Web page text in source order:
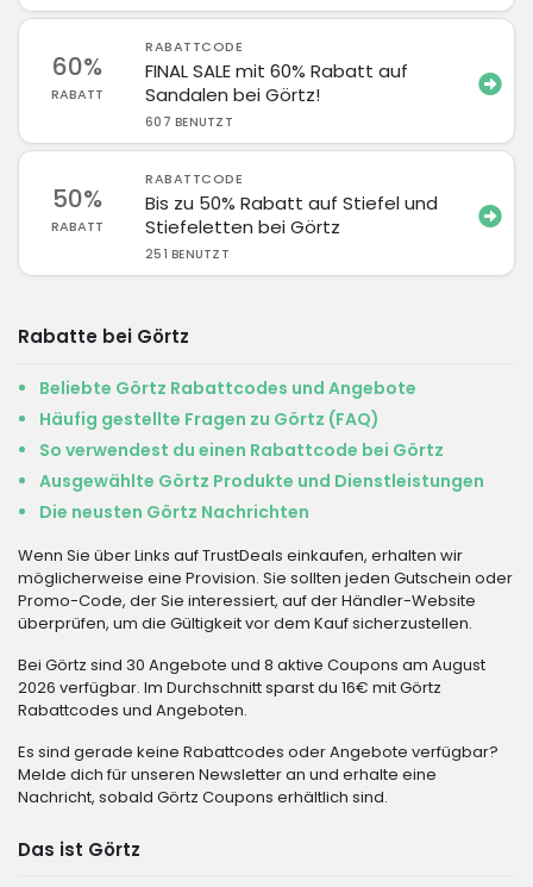
60%
RABATT
RABATTCODE
FINAL SALE mit 60% Rabatt auf
Sandalen bei Görtz!
607 BENUTZT
50%
RABATT
RABATTCODE
Bis zu 50% Rabatt auf Stiefel und
Stiefeletten bei Görtz
251 BENUTZT
Rabatte bei Görtz
Beliebte Görtz Rabattcodes und Angebote
Häufig gestellte Fragen zu Görtz (FAQ)
So verwendest du einen Rabattcode bei Görtz
Ausgewählte Görtz Produkte und Dienstleistungen
Die neusten Görtz Nachrichten
Wenn Sie über Links auf TrustDeals einkaufen, erhalten wir
möglicherweise eine Provision. Sie sollten jeden Gutschein oder
Promo-Code, der Sie interessiert, auf der Händler-Website
überprüfen, um die Gültigkeit vor dem Kauf sicherzustellen.
Bei Görtz sind 30 Angebote und 8 aktive Coupons am August
2026 verfügbar. Im Durchschnitt sparst du 16€ mit Görtz
Rabattcodes und Angeboten.
Es sind gerade keine Rabattcodes oder Angebote verfügbar?
Melde dich für unseren Newsletter an und erhalte eine
Nachricht, sobald Görtz Coupons erhältlich sind.
Das ist Görtz